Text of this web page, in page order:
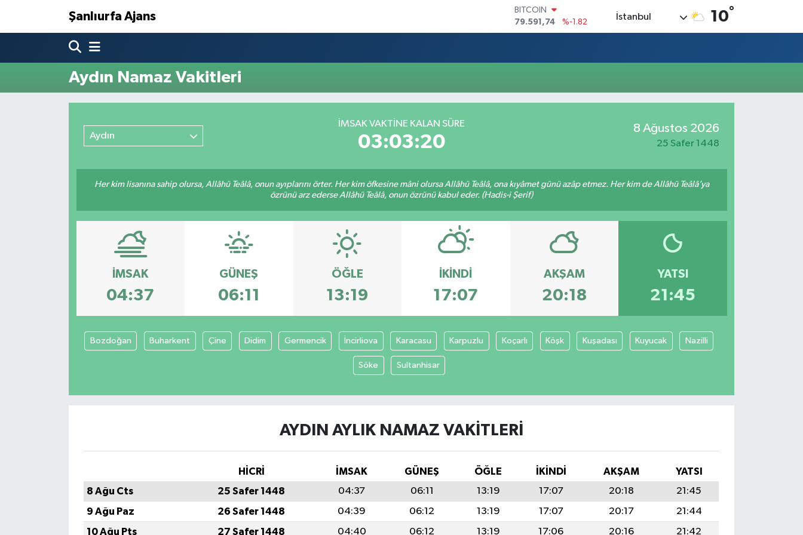
Şanlıurfa Ajans
BITCOIN
79.591,74
%-1.82
DOLAR
61,60380
%0.18
İstanbul 10°
Aydın Namaz Vakitleri
Aydın
İMSAK VAKTİNE KALAN SÜRE
03:03:20
8 Ağustos 2026
25 Safer 1448
Her kim lisanına sahip olursa, Allâhü Teâlâ, onun ayıplarını örter. Her kim öfkesine mâni olursa Allâhü Teâlâ, ona kıyâmet günü azâp etmez. Her kim de Allâhü Teâlâ’ya
özrünü arz ederse Allâhü Teâlâ, onun özrünü kabul eder. (Hadis-i Şerif)
İMSAK
04:37
GÜNEŞ
06:11
ÖĞLE
13:19
İKINDI
17:07
AKŞAM
20:18
YATSI
21:45
Bozdoğan Buharkent Çine Didim Germencik İncirliova Karacasu Karpuzlu Koçarlı Köşk Kuşadası Kuyucak Nazilli
Söke Sultanhisar
AYDIN AYLIK NAMAZ VAKITLERI
HİCRİ İMSAK GÜNEŞ ÖĞLE İKINDI AKŞAM
YATSI
8 Ağu Cts
25 Safer 1448 04:37 06:11 13:19 17:07 20:18
21:45
9 Ağu Paz
26 Safer 1448 04:39 06:12 13:19 17:07 20:17
21:44
10 Ağu Pts
27 Safer 1448 04:40 06:12 13:19 17:06 20:16 21:42
Nöbetçi Eczaneler
Hava Durumu
Namaz Vakitleri
Trafik Durumu
Süper Lig Puan Durumu ve Fikstür